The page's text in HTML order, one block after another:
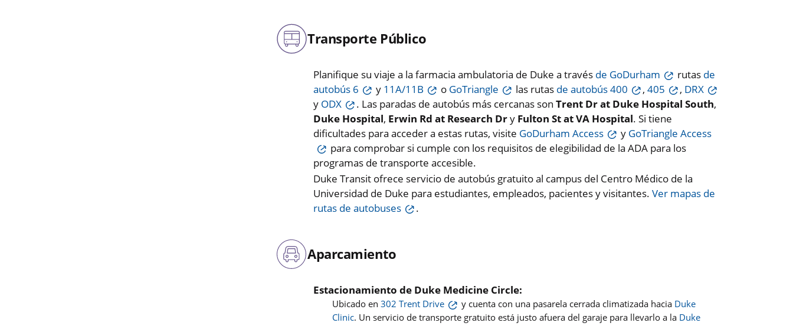
Transporte Público
Planifique su viaje a la farmacia ambulatoria de Duke a través de GoDurham rutas de
autobús 6
y 11A/11B o GoTriangle las rutas de autobús 400 , 405 , DRX
y ODX . Las paradas de autobús más cercanas son Trent Dr at Duke Hospital South,
Duke Hospital, Erwin Rd at Research Dry Fulton St at VA Hospital. Si tiene
dificultades para acceder a estas rutas, visite GoDurham Access y GoTriangle Access
para comprobar si cumple con los requisitos de elegibilidad de la ADA para los
programas de transporte accesible.
Duke Transit ofrece servicio de autobús gratuito al campus del Centro Médico de la
Universidad de Duke para estudiantes, empleados, pacientes y visitantes. Ver mapas de
rutas de autobuses
.
Aparcamiento
Estacionamiento de Duke Medicine Circle:
Ubicado en 302 Trent Drive y cuenta con una pasarela cerrada climatizada hacia Duke
Clinic. Un servicio de transporte gratuito está justo afuera del garaje para llevarlo a la Duke